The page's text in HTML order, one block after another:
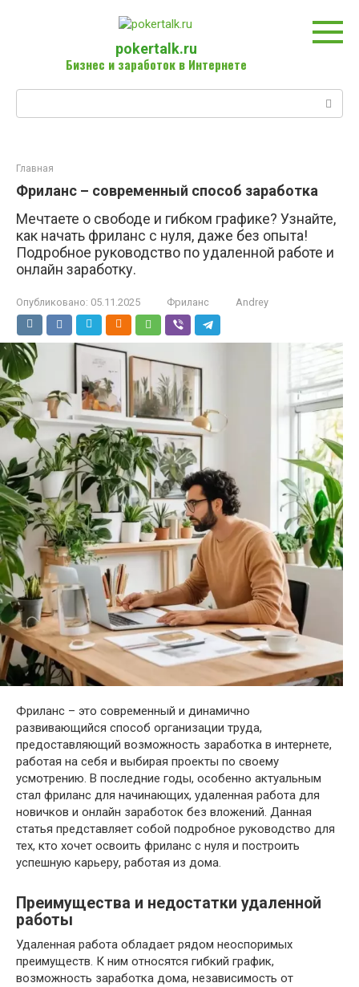
pokertalk.ru
Бизнес и заработок в Интернете
Главная
Фриланс – современный способ заработка
Мечтаете о свободе и гибком графике? Узнайте,
как начать фриланс с нуля, даже без опыта!
Подробное руководство по удаленной работе и
онлайн заработку.
Опубликовано: 05.11.2025 Фриланс Andrey
Фриланс – это современный и динамично
развивающийся способ организации труда,
предоставляющий возможность заработка в интернете,
работая на себя и выбирая проекты по своему
усмотрению. В последние годы, особенно актуальным
стал фриланс для начинающих, удаленная работа для
новичков и онлайн заработок без вложений. Данная
статья представляет собой подробное руководство для
тех, кто хочет освоить фриланс с нуля и построить
успешную карьеру, работая из дома.
Преимущества и недостатки удаленной
работы
Удаленная работа обладает рядом неоспоримых
преимуществ. К ним относятся гибкий график,
возможность заработка дома, независимость от